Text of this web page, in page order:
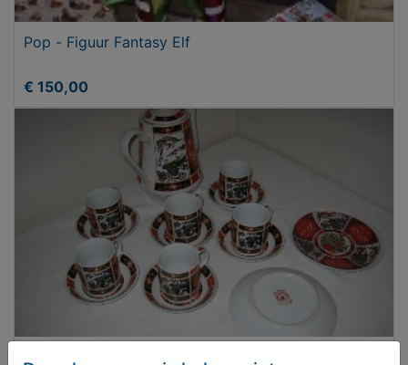
Pop - Figuur Fantasy Elf
€ 150,00